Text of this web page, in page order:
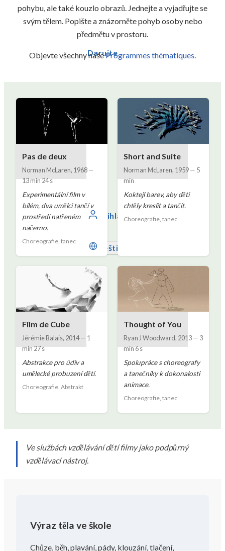
Darujte
Přihlaste se
Čeština
pohybu, ale také kouzlo obrazů. Jednejte a vyjadřujte se
svým tělem. Popište a znázorněte pohyb osoby nebo
předmětu v prostoru.
Objevte všechny našeProgrammes thématiques.
Pas de deux
Norman McLaren, 1968—
13 min 24 s
Experimentální film v
bílém, dva umělci tančí v
prostředí natřeném
načerno.
Choreografie, tanec
Short and Suite
Norman McLaren, 1959— 5
min
Koktejl barev, aby děti
chtěly kreslit a tančit.
Choreografie, tanec
Film de Cube
Jérémie Balais, 2014— 1
min 27 s
Abstrakce pro údiv a
umělecké probuzení dětí.
Choreografie, Abstrakt
Thought of You
Ryan J Woodward, 2013— 3
min 6 s
Spolupráce s choreografy
a tanečníky k dokonalosti
animace.
Choreografie, tanec
Ve službách vzdělávání dětí filmy jako podpůrný
vzdělávací nástroj.
Výraz těla ve škole
Chůze, běh, plavání, pády, klouzání, tlačení,